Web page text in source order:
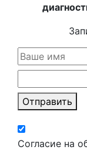
Отправить
Согласие на